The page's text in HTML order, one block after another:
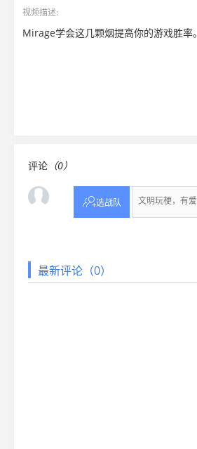
视频描述:
Mirage学会这几颗烟提高你的游戏胜率。
评论 （0）
选战队
最新评论（0）